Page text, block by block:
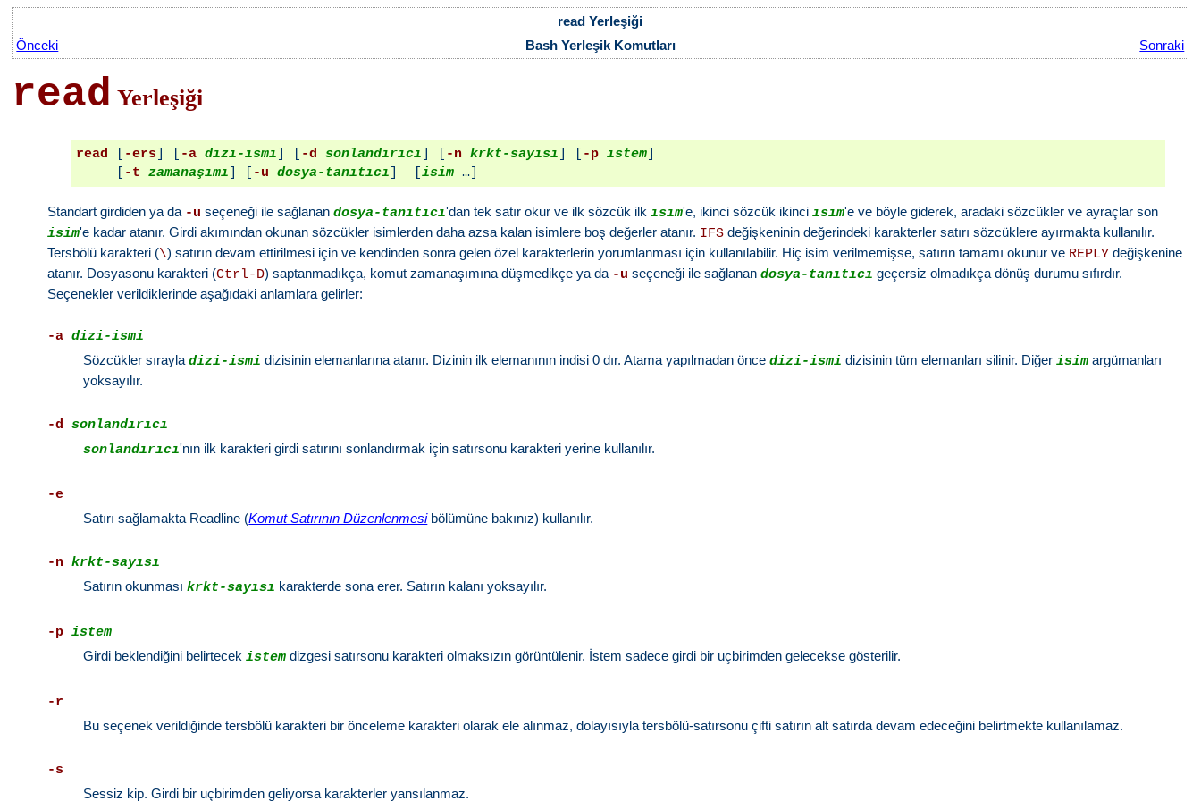
read Yerleşiği
Önceki
Bash Yerleşik Komutları Sonraki
read Yerleşiği
read -ers -a dizi-ismi -d sonlandırıcı -n krkt-sayısı -p istem
-t zamanaşımı -u dosya-tanıtıcı ]  [isim
Standart girdiden ya da -u seçeneği ile sağlanandosya-tanıtıcı'dan tek satır okur ve ilk sözcük ilkisim'e, ikinci sözcük ikinciisim'e ve böyle giderek, aradaki sözcükler ve ayraçlar son
isim'e kadar atanır. Girdi akımından okunan sözcükler isimlerden daha azsa kalan isimlere boş değerler atanır. IFS değişkeninin değerindeki karakterler satırı sözcüklere ayırmakta kullanılır.
Tersbölü karakteri (\) satırın devam ettirilmesi için ve kendinden sonra gelen özel karakterlerin yorumlanması için kullanılabilir. Hiç isim verilmemişse, satırın tamamı okunur ve REPLY değişkenine
atanır. Dosyasonu karakteri (Ctrl-D) saptanmadıkça, komut zamanaşımına düşmedikçe ya da -u seçeneği ile sağlanandosya-tanıtıcı geçersiz olmadıkça dönüş durumu sıfırdır.
Seçenekler verildiklerinde aşağıdaki anlamlara gelirler:
-adizi-ismi
Sözcükler sırayladizi-ismi dizisinin elemanlarına atanır. Dizinin ilk elemanının indisi 0 dır. Atama yapılmadan öncedizi-ismi dizisinin tüm elemanları silinir. Diğerisim argümanları
yoksayılır.
-dsonlandırıcı
sonlandırıcı'nın ilk karakteri girdi satırını sonlandırmak için satırsonu karakteri yerine kullanılır.
-e
Satırı sağlamakta Readline (Komut Satırının Düzenlenmesibölümüne bakınız) kullanılır.
-nkrkt-sayısı
Satırın okunmasıkrkt-sayısı karakterde sona erer. Satırın kalanı yoksayılır.
-pistem
Girdi beklendiğini belirtecekistem dizgesi satırsonu karakteri olmaksızın görüntülenir. İstem sadece girdi bir uçbirimden gelecekse gösterilir.
-r
Bu seçenek verildiğinde tersbölü karakteri bir önceleme karakteri olarak ele alınmaz, dolayısıyla tersbölü-satırsonu çifti satırın alt satırda devam edeceğini belirtmekte kullanılamaz.
-s
Sessiz kip. Girdi bir uçbirimden geliyorsa karakterler yansılanmaz.